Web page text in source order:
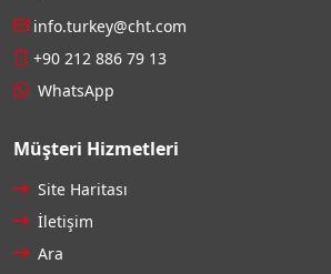
info.turkey@cht.com
+90 212 886 79 13
WhatsApp
Müşteri Hizmetleri
Site Haritası
İletişim
Ara